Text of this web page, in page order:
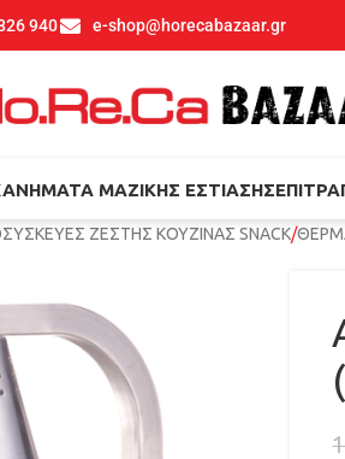
940 e-shop@horecabazaar.gr
ΜΑΖΙΚΉΣ ΕΣΤΊΑΣΗΣ
ΖΕΣΤΗΣ ΚΟΥΖΙΝΑΣ SNACK